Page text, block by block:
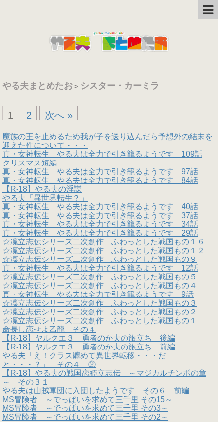
やる夫まとめたお > シスター・カーミラ
1 2 次へ »
魔族の王を止めるため我が子を送り込んだら予想外の結末を
迎えた件について・・・
真・女神転生 やる夫は全力で引き籠るようです 109話
クリスマス短編
真・女神転生 やる夫は全力で引き籠るようです 97話
真・女神転生 やる夫は全力で引き籠るようです 84話
【R-18】やる夫の淫謀
やる夫「異世界転生？」
真・女神転生 やる夫は全力で引き籠るようです 40話
真・女神転生 やる夫は全力で引き籠るようです 37話
真・女神転生 やる夫は全力で引き籠るようです 34話
真・女神転生 やる夫は全力で引き籠るようです 29話
☆凜立志伝シリーズ二次創作 ふわっとした戦国もの１６
☆凜立志伝シリーズ二次創作 ふわっとした戦国もの１２
☆凜立志伝シリーズ二次創作 ふわっとした戦国もの９
真・女神転生 やる夫は全力で引き籠るようです 12話
☆凜立志伝シリーズ二次創作 ふわっとした戦国もの５
☆凜立志伝シリーズ二次創作 ふわっとした戦国もの４
真・女神転生 やる夫は全力で引き籠るようです 9話
☆凜立志伝シリーズ二次創作 ふわっとした戦国もの３
☆凜立志伝シリーズ二次創作 ふわっとした戦国もの２
☆凜立志伝シリーズ二次創作 ふわっとした戦国もの１
命長し恋せよ乙龍 その４
【R-18】ヤルクエ３ 勇者のか夫の旅立ち 後編
【R-18】ヤルクエ３ 勇者のか夫の旅立ち 前編
やる夫「え！クラス纏めて異世界転移・・・だ
と・・・？」 その４ ②
【R-18】やる夫の戦国恋姫立志伝 ～マジカルチンポの章
～ その３１
やる夫は山賊軍団に入団したようです その６ 前編
MS冒険者 ～でっぱいを求めて三千里 その15～
MS冒険者 ～でっぱいを求めて三千里 その3～
MS冒険者 ～でっぱいを求めて三千里 その2～